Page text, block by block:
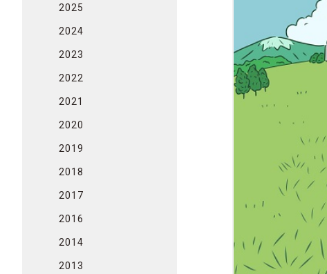
2025
2024
2023
2022
2021
2020
2019
2018
2017
2016
2014
2013